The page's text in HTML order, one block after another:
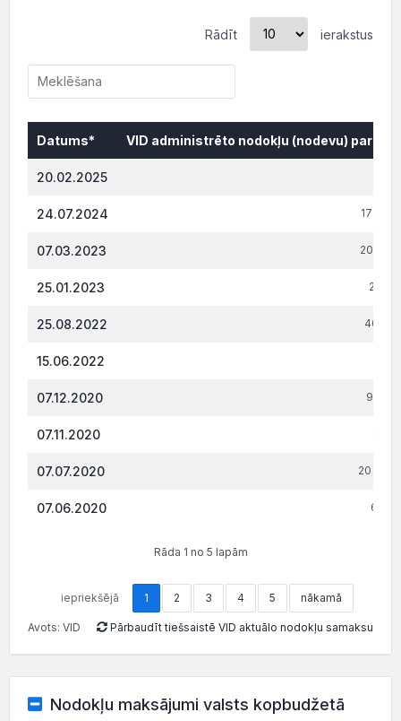
Rādīt ierakstus
Datums*
VID administrēto nodokļu (nodevu)
20.02.2025
24.07.2024 17
07.03.2023 20
25.01.2023 2
25.08.2022 40
15.06.2022
07.12.2020 9
07.11.2020
07.07.2020 20
07.06.2020 6
Rāda 1 no 5 lapām
iepriekšējā 1 2 3 4 5 nākamā
Avots: VID Pārbaudīt tiešsaistē VID aktuālo nodokļu samaksu
Nodokļu maksājumi valsts kopbudžetā